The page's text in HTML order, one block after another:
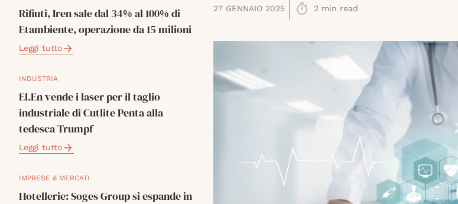
Rifiuti, Iren sale dal 34% al 100% di
Etambiente, operazione da 15 milioni
Leggi tutto
INDUSTRIA
El.En vende i laser per il taglio
industriale di Cutlite Penta alla
tedesca Trumpf
Leggi tutto
IMPRESE & MERCATI
Hotellerie: Soges Group si espande in
27 GENNAIO 2025 2 min read